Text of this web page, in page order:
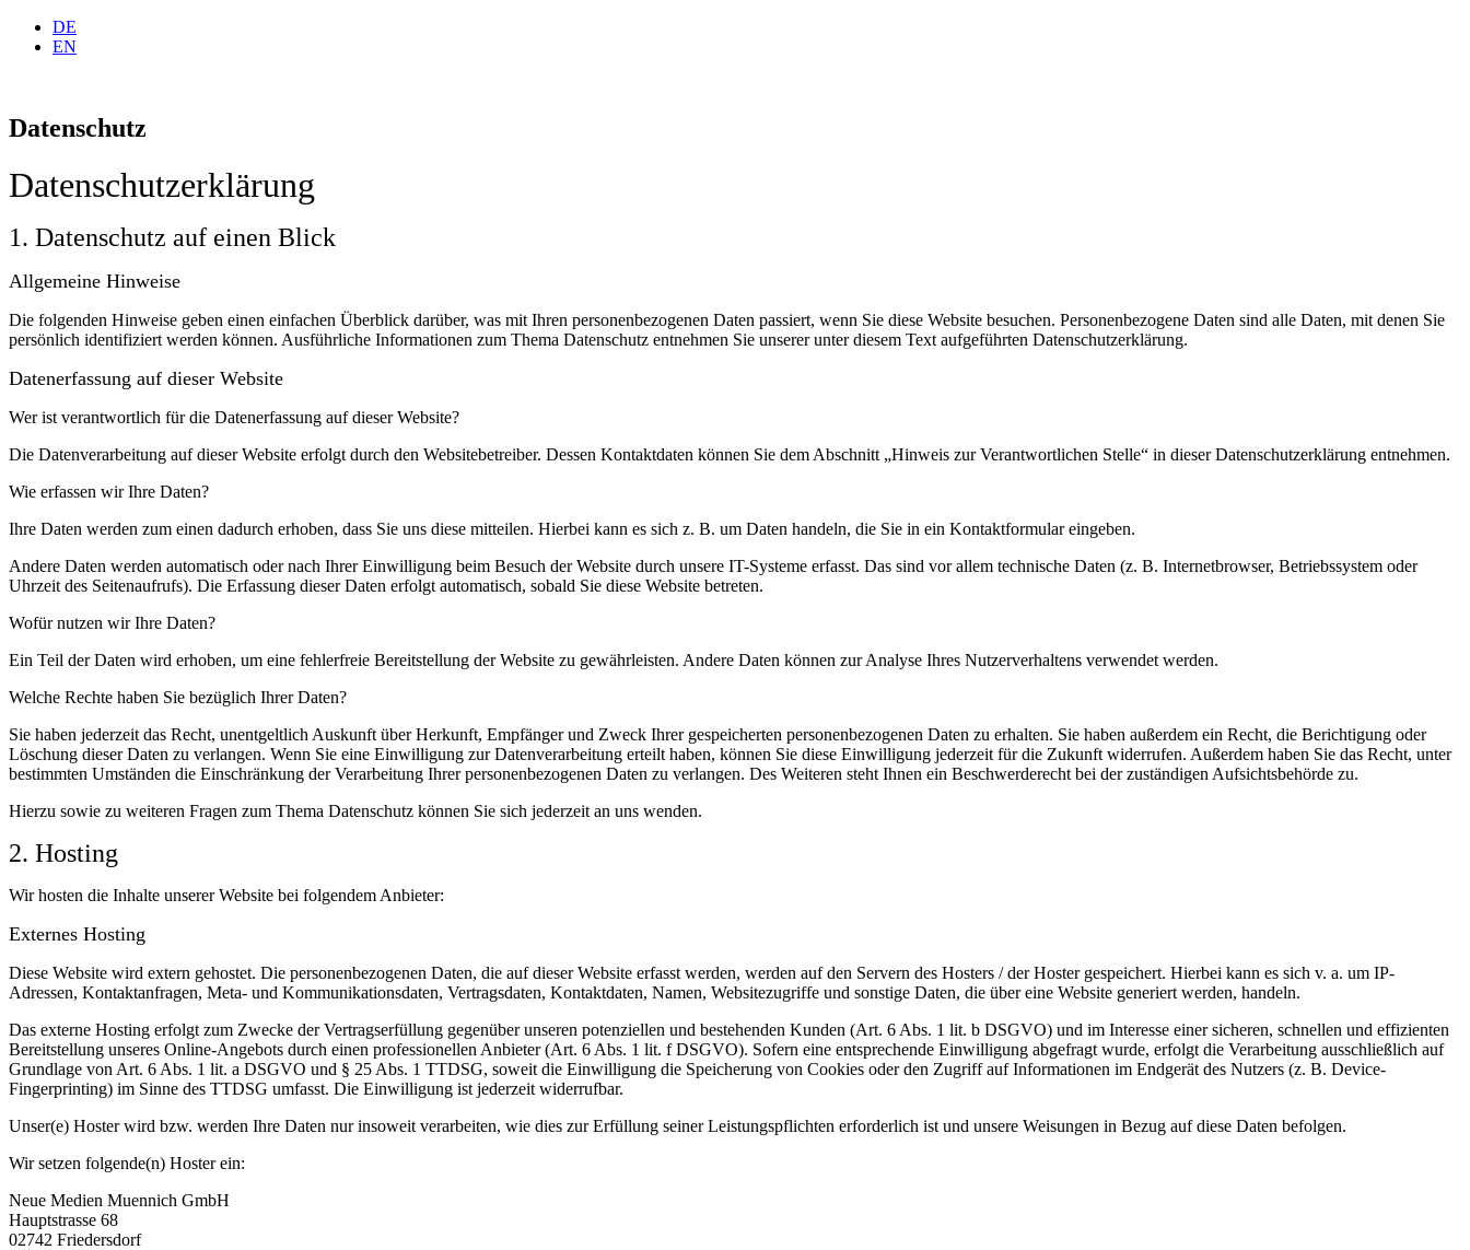
DE
EN
Datenschutz
Datenschutz­erklärung
1. Datenschutz auf einen Blick
Allgemeine Hinweise
Die folgenden Hinweise geben einen einfachen Überblick darüber, was mit Ihren personenbezogenen Daten passiert, wenn Sie diese Website besuchen. Personenbezogene Daten sind alle Daten, mit denen Sie
persönlich identifiziert werden können. Ausführliche Informationen zum Thema Datenschutz entnehmen Sie unserer unter diesem Text aufgeführten Datenschutzerklärung.
Datenerfassung auf dieser Website
Wer ist verantwortlich für die Datenerfassung auf dieser Website?
Die Datenverarbeitung auf dieser Website erfolgt durch den Websitebetreiber. Dessen Kontaktdaten können Sie dem Abschnitt „Hinweis zur Verantwortlichen Stelle“ in dieser Datenschutzerklärung entnehmen.
Wie erfassen wir Ihre Daten?
Ihre Daten werden zum einen dadurch erhoben, dass Sie uns diese mitteilen. Hierbei kann es sich z. B. um Daten handeln, die Sie in ein Kontaktformular eingeben.
Andere Daten werden automatisch oder nach Ihrer Einwilligung beim Besuch der Website durch unsere IT-Systeme erfasst. Das sind vor allem technische Daten (z. B. Internetbrowser, Betriebssystem oder
Uhrzeit des Seitenaufrufs). Die Erfassung dieser Daten erfolgt automatisch, sobald Sie diese Website betreten.
Wofür nutzen wir Ihre Daten?
Ein Teil der Daten wird erhoben, um eine fehlerfreie Bereitstellung der Website zu gewährleisten. Andere Daten können zur Analyse Ihres Nutzerverhaltens verwendet werden.
Welche Rechte haben Sie bezüglich Ihrer Daten?
Sie haben jederzeit das Recht, unentgeltlich Auskunft über Herkunft, Empfänger und Zweck Ihrer gespeicherten personenbezogenen Daten zu erhalten. Sie haben außerdem ein Recht, die Berichtigung oder
Löschung dieser Daten zu verlangen. Wenn Sie eine Einwilligung zur Datenverarbeitung erteilt haben, können Sie diese Einwilligung jederzeit für die Zukunft widerrufen. Außerdem haben Sie das Recht, unter
bestimmten Umständen die Einschränkung der Verarbeitung Ihrer personenbezogenen Daten zu verlangen. Des Weiteren steht Ihnen ein Beschwerderecht bei der zuständigen Aufsichtsbehörde zu.
Hierzu sowie zu weiteren Fragen zum Thema Datenschutz können Sie sich jederzeit an uns wenden.
2. Hosting
Wir hosten die Inhalte unserer Website bei folgendem Anbieter:
Externes Hosting
Diese Website wird extern gehostet. Die personenbezogenen Daten, die auf dieser Website erfasst werden, werden auf den Servern des Hosters / der Hoster gespeichert. Hierbei kann es sich v. a. um IP-
Adressen, Kontaktanfragen, Meta- und Kommunikationsdaten, Vertragsdaten, Kontaktdaten, Namen, Websitezugriffe und sonstige Daten, die über eine Website generiert werden, handeln.
Das externe Hosting erfolgt zum Zwecke der Vertragserfüllung gegenüber unseren potenziellen und bestehenden Kunden (Art. 6 Abs. 1 lit. b DSGVO) und im Interesse einer sicheren, schnellen und effizienten
Bereitstellung unseres Online-Angebots durch einen professionellen Anbieter (Art. 6 Abs. 1 lit. f DSGVO). Sofern eine entsprechende Einwilligung abgefragt wurde, erfolgt die Verarbeitung ausschließlich auf
Grundlage von Art. 6 Abs. 1 lit. a DSGVO und § 25 Abs. 1 TTDSG, soweit die Einwilligung die Speicherung von Cookies oder den Zugriff auf Informationen im Endgerät des Nutzers (z. B. Device-
Fingerprinting) im Sinne des TTDSG umfasst. Die Einwilligung ist jederzeit widerrufbar.
Unser(e) Hoster wird bzw. werden Ihre Daten nur insoweit verarbeiten, wie dies zur Erfüllung seiner Leistungspflichten erforderlich ist und unsere Weisungen in Bezug auf diese Daten befolgen.
Wir setzen folgende(n) Hoster ein:
Neue Medien Muennich GmbH
Hauptstrasse 68
02742 Friedersdorf